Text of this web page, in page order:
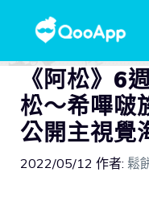
《阿松》6
松～希嗶啵
公開主視覺
2022/05/12 作者: 鬆